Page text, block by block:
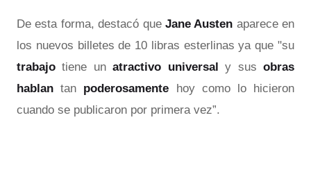
De esta forma, destacó que Jane Austen aparece en
los nuevos billetes de 10 libras esterlinas ya que "su
trabajo tiene unatractivo universal y susobras
hablan tan poderosamente hoy como lo hicieron
cuando se publicaron por primera vez”.